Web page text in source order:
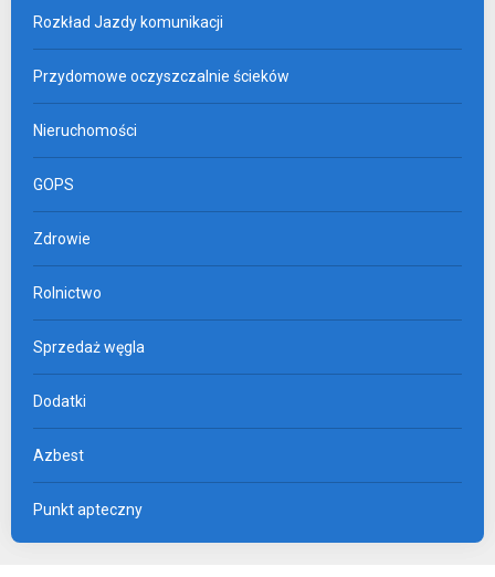
Rozkład Jazdy komunikacji
Przydomowe oczyszczalnie ścieków
Nieruchomości
GOPS
Zdrowie
Rolnictwo
Sprzedaż węgla
Dodatki
Azbest
Punkt apteczny